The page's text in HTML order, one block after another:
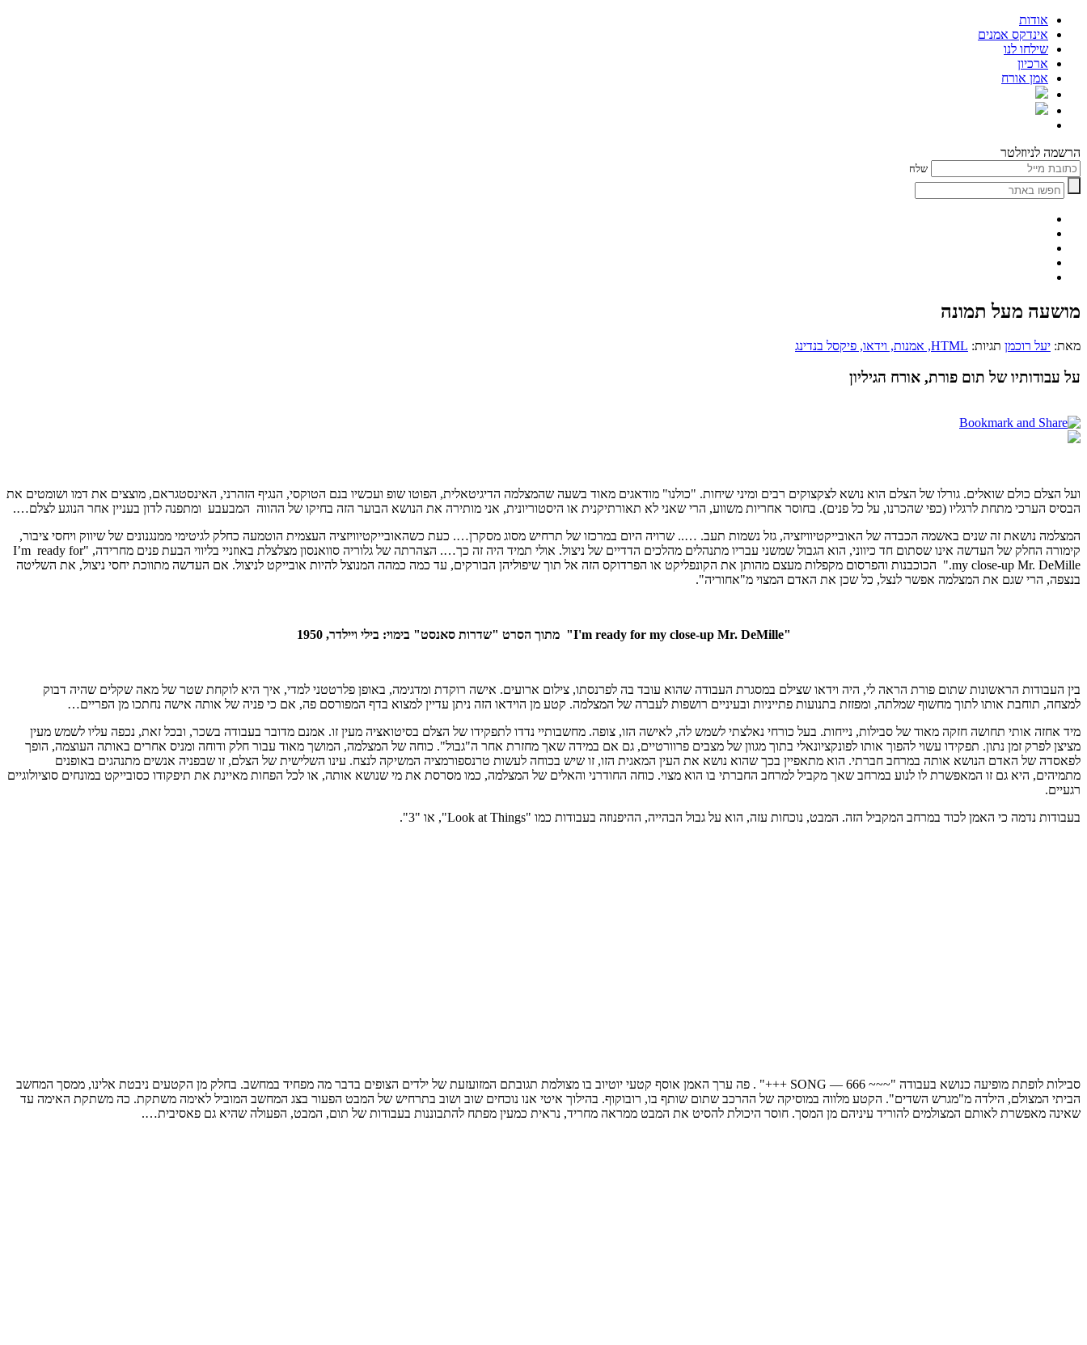
אודות
אינדקס אמנים
שילחו לנו
ארכיון
אמן אורח
הרשמה לניוזלטר
שלח
מושעה מעל תמונה
מאת: יעל רוכמן תגיות: HTML, אמנות, וידאו, פיקסל בנדינג
על עבודותיו של תום פורת, אורח הגיליון
ועל הצלם כולם שואלים. גורלו של הצלם הוא נושא לצקצוקים רבים ומיני שיחות. "כולנו" מודאגים מאוד בשעה שהמצלמה הדיגיטאלית, הפוטו שופ ועכשיו בנם הטוקסי, הנגיף הזהרני, האינסטגראם, מוצצים את דמו ושומטים את
הבסיס הערכי מתחת לרגליו (כפי שהכרנו, על כל פנים). בחוסר אחריות משווע, הרי שאני לא תאורתיקנית או היסטוריונית, אני מותירה את הנושא הבוער הזה בחיקו של ההווה המבעבע ומתפנה לדון בעניין אחר הנוגע לצלם….
המצלמה נושאת זה שנים באשמה הכבדה של האובייקטיוויזציה, גזל נשמות תעב. ….. שרויה היום במרכזו של תרחיש מסוג מסקרן…. כעת כשהאובייקטיוויזציה העצמית הוטמעה כחלק לגיטימי ממנגנונים של שיווק ויחסי ציבור,
קימורה החלק של העדשה אינו שסתום חד כיווני, הוא הגבול שמשני עבריו מתנהלים מהלכים הדדיים של ניצול. אולי תמיד היה זה כך…. הצהרתה של גלוריה סוואנסון מצלצלת באוזניי בליווי הבעת פנים מחרידה, "I’m ready for
my close-up Mr. DeMille." הכוכבנות והפרסום מקפלות מעצם מהותן את הקונפליקט או הפרדוקס הזה אל תוך שיפוליהן הבורקים, עד כמה כמהה המנוצל להיות אובייקט לניצול. אם העדשה מתווכת יחסי ניצול, את השליטה
בנצפה, הרי שגם את המצלמה אפשר לנצל, כל שכן את האדם המצוי מ"אחוריה".
"I'm ready for my close-up Mr. DeMille" מתוך הסרט "שדרות סאנסט" בימוי: בילי ויילדר, 1950
בין העבודות הראשונות שתום פורת הראה לי, היה וידאו שצילם במסגרת העבודה שהוא עובד בה לפרנסתו, צילום ארועים. אישה רוקדת ומדגימה, באופן פלרטטני למדי, איך היא לוקחת שטר של מאה שקלים שהיה דבוק
למצחה, תוחבת אותו לתוך מחשוף שמלתה, ומפזזת בתנועות פתייניות ובעיניים רושפות לעברה של המצלמה. קטע מן הוידאו הזה ניתן עדיין למצוא בדף המפורסם פה, אם כי פניה של אותה אישה נחתכו מן הפריים…
מיד אחזה אותי תחושה חזקה מאוד של סבילות, נייחות. בעל כורחי נאלצתי לשמש לה, לאישה הזו, צופה. מחשבותיי נדדו לתפקידו של הצלם בסיטואציה מעין זו. אמנם מדובר בעבודה בשכר, ובכל זאת, נכפה עליו לשמש מעין
מציצן לפרק זמן נתון. תפקידו עשוי להפוך אותו לפונקציונאלי בתוך מגוון של מצבים פרוורטיים, גם אם במידה שאך מחזרת אחר ה"גבול". כוחה של המצלמה, המושך מאוד עבור חלק ודוחה ומניס אחרים באותה העוצמה, הופך
לפאסדה של האדם הנושא אותה במרחב חברתי. הוא מתאפיין בכך שהוא נושא את העין המאגית הזו, זו שיש בכוחה לעשות טרנספורמציה המשיקה לנצח. עינו השלישית של הצלם, זו שבפניה אנשים מתנהגים באופנים
מתמיהים, היא גם זו המאפשרת לו לנוע במרחב שאך מקביל למרחב החברתי בו הוא מצוי. כוחה החודרני והאלים של המצלמה, כמו מסרסת את מי שנושא אותה, או לכל הפחות מאיינת את תיפקודו כסובייקט במונחים סוציולוגיים
רגעיים.
בעבודות נדמה כי האמן לכוד במרחב המקביל הזה. המבט, נוכחות עזה, הוא על גבול הבהייה, ההיפנוזה בעבודות כמו "Look at Things", או "3".
סבילות לופתת מופיעה כנושא בעבודה "~~~ SONG — 666 +++" . פה ערך האמן אוסף קטעי יוטיוב בו מצולמת תגובתם המזועזעת של ילדים הצופים בדבר מה מפחיד במחשב. בחלק מן הקטעים ניבטת אלינו, ממסך המחשב
הביתי המצולם, הילדה מ"מגרש השדים". הקטע מלווה במוסיקה של ההרכב שתום שותף בו, רובוקוף. בהילוך איטי אנו נוכחים שוב ושוב בתרחיש של המבט הפעור בצג המחשב המוביל לאימה משתקת. כה משתקת האימה עד
שאינה מאפשרת לאותם המצולמים להוריד עיניהם מן המסך. חוסר היכולת להסיט את המבט ממראה מחריד, נראית כמעין מפתח להתבוננות בעבודות של תום, המבט, הפעולה שהיא גם פאסיבית….